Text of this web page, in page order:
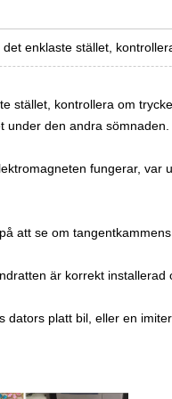
enklaste stället,
stället, kontrollera om
den andra sömnaden.
fungerar,
att se om
är korrekt
dators platt bil, eller en